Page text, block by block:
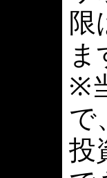
限
ま
※
で
投